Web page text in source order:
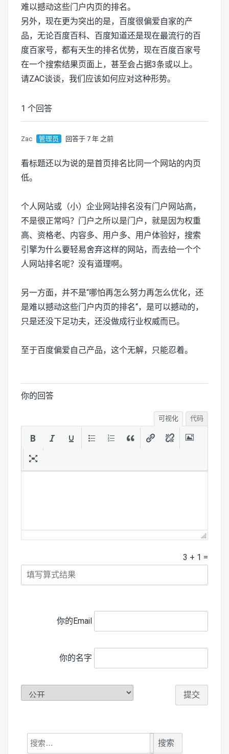
难以撼动这些门户内页的排名。
另外，现在更为突出的是，百度很偏爱自家的产
品，无论百度百科、百度知道还是现在最流行的百
度百家号，都有天生的排名优势，现在百度百家号
在一个搜索结果页面上，甚至会占据3条或以上。
请ZAC谈谈，我们应该如何应对这种形势。
1 个回答
Zac 管理员 回答于 7 年 之前
看标题还以为说的是首页排名比同一个网站的内页
低。
个人网站或（小）企业网站排名没有门户网站高，
不是很正常吗？门户之所以是门户，就是因为权重
高、资格老、内容多、用户多、用户体验好，搜索
引擎为什么要轻易舍弃这样的网站，而去给一个个
人网站排名呢？没有道理啊。
另一方面，并不是“哪怕再怎么努力再怎么优化，还
是难以撼动这些门户内页的排名“，是可以撼动的，
只是还没下足功夫，还没做成行业权威而已。
至于百度偏爱自己产品，这个无解，只能忍着。
你的回答
可视化 代码
3 + 1 =
你的Email
你的名字
搜
索：